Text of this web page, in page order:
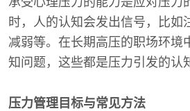
时，人的认知会发出信号，比如
减弱等。在长期高压的职场环境
知问题，这些都是压力引发的认
压力管理目标与常见方法